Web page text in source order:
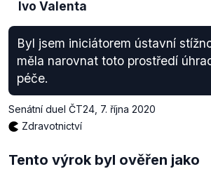
Ivo Valenta
Byl jsem iniciátorem ústavní
měla narovnat toto prostředí
péče.
Senátní duel ČT24 7. října 2020
Zdravotnictví
Tento výrok byl ověřen jako